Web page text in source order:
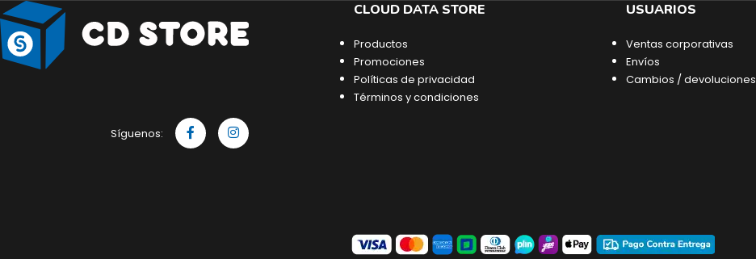
Síguenos:
CLOUD DATA STORE
Productos
Promociones
Políticas de privacidad
Términos y condiciones
USUARIOS
Ventas corporativas
Envíos
Cambios / devoluciones